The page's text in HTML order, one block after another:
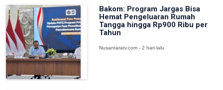
Bakom: Program Jargas Bisa
Hemat Pengeluaran Rumah
Tangga hingga Rp900 Ribu per
Tahun
Nusantaratv.com - 2 hari lalu